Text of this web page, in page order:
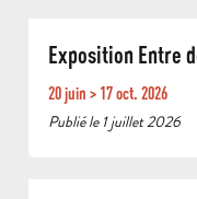
Exposition Entre
20 juin > 17 oct. 2026
Publié le 1 juillet 2026